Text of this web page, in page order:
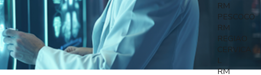
RM
PESCOCO
RM
REGIAO
CERVICA
L
RM